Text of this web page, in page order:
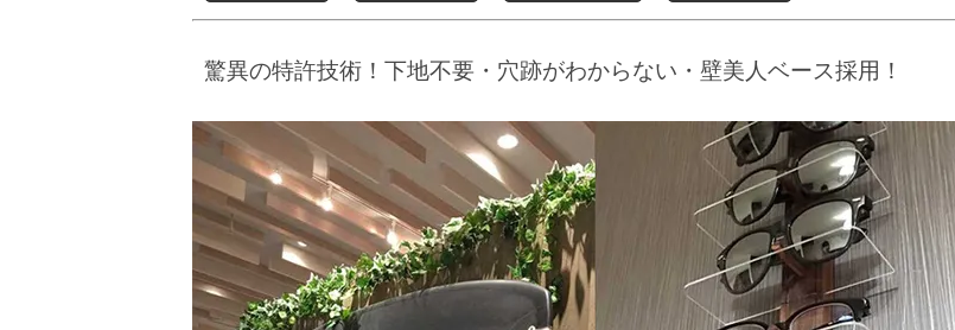
驚異の特許技術！下地不要・穴跡がわからない・壁美人ベース採用！